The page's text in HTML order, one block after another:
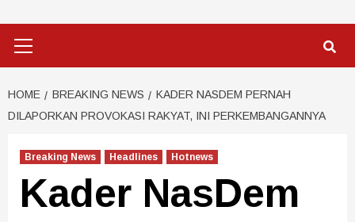
HOME BREAKING NEWS
KADER NASDEM PERNAH
DILAPORKAN PROVOKASI RAKYAT, INI PERKEMBANGANNYA
Breaking News Headlines Hotnews
Kader NasDem